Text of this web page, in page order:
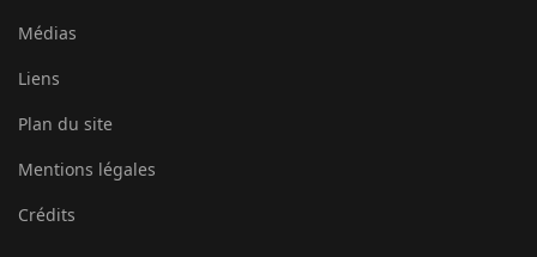
Médias
Liens
Plan du site
Mentions légales
Crédits